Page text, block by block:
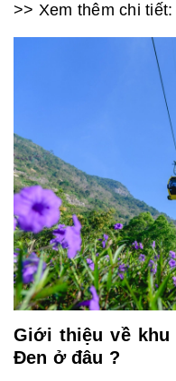
>> Xem thêm chi tiết:
Giới thiệu về
Đen ở đâu ?